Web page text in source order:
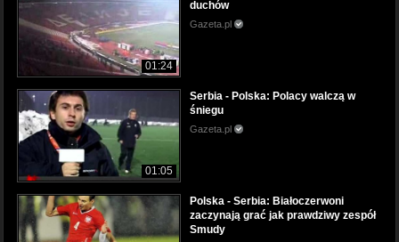
01:24
duchów
Gazeta.pl
01:05
Serbia - Polska: Polacy walczą w
śniegu
Gazeta.pl
Polska - Serbia: Białoczerwoni
zaczynają grać jak prawdziwy zespół
Smudy